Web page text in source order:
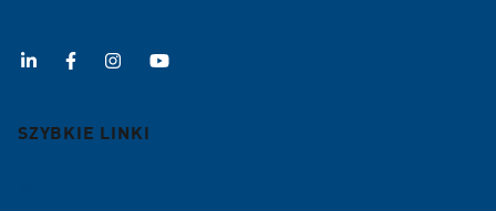
SZYBKIE LINKI